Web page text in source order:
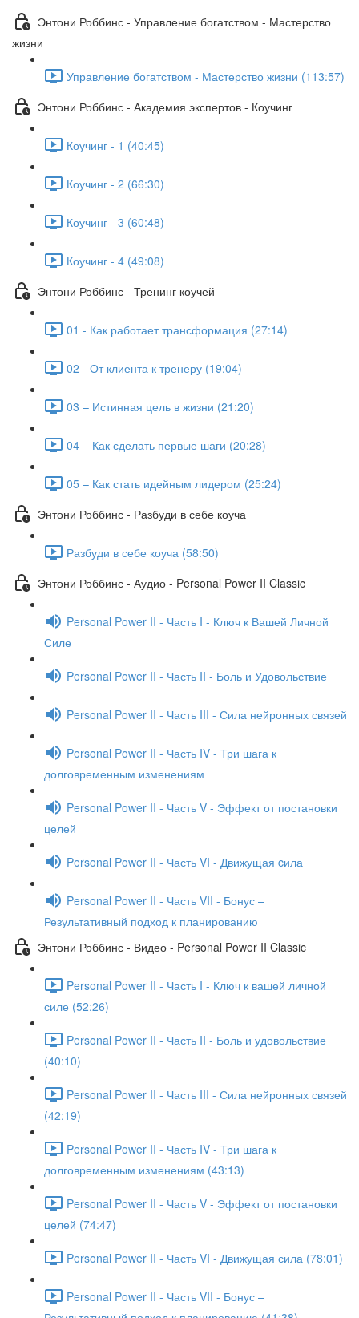
Энтони Роббинс - Управление богатством - Мастерство
жизни
Управление богатством - Мастерство жизни (113:57)
Энтони Роббинс - Академия экспертов - Коучинг
Коучинг - 1 (40:45)
Коучинг - 2 (66:30)
Коучинг - 3 (60:48)
Коучинг - 4 (49:08)
Энтони Роббинс - Тренинг коучей
01 - Как работает трансформация (27:14)
02 - От клиента к тренеру (19:04)
03 – Истинная цель в жизни (21:20)
04 – Как сделать первые шаги (20:28)
05 – Как стать идейным лидером (25:24)
Энтони Роббинс - Разбуди в себе коуча
Разбуди в себе коуча (58:50)
Энтони Роббинс - Аудио - Personal Power II Classic
Personal Power II - Часть I - Ключ к Вашей Личной
Силе
Personal Power II - Часть II - Боль и Удовольствие
Personal Power II - Часть III - Сила нейронных связей
Personal Power II - Часть IV - Три шага к
долговременным изменениям
Personal Power II - Часть V - Эффект от постановки
целей
Personal Power II - Часть VI - Движущая cила
Personal Power II - Часть VII - Бонус –
Результативный подход к планированию
Энтони Роббинс - Видео - Personal Power II Classic
Personal Power II - Часть I - Ключ к вашей личной
силе (52:26)
Personal Power II - Часть II - Боль и удовольствие
(40:10)
Personal Power II - Часть III - Сила нейронных связей
(42:19)
Personal Power II - Часть IV - Три шага к
долговременным изменениям (43:13)
Personal Power II - Часть V - Эффект от постановки
целей (74:47)
Personal Power II - Часть VI - Движущая сила (78:01)
Personal Power II - Часть VII - Бонус –